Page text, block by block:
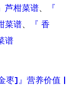
芦柑菜谱、
『
菜谱、
『 香
谱
枣]』营养价值 |